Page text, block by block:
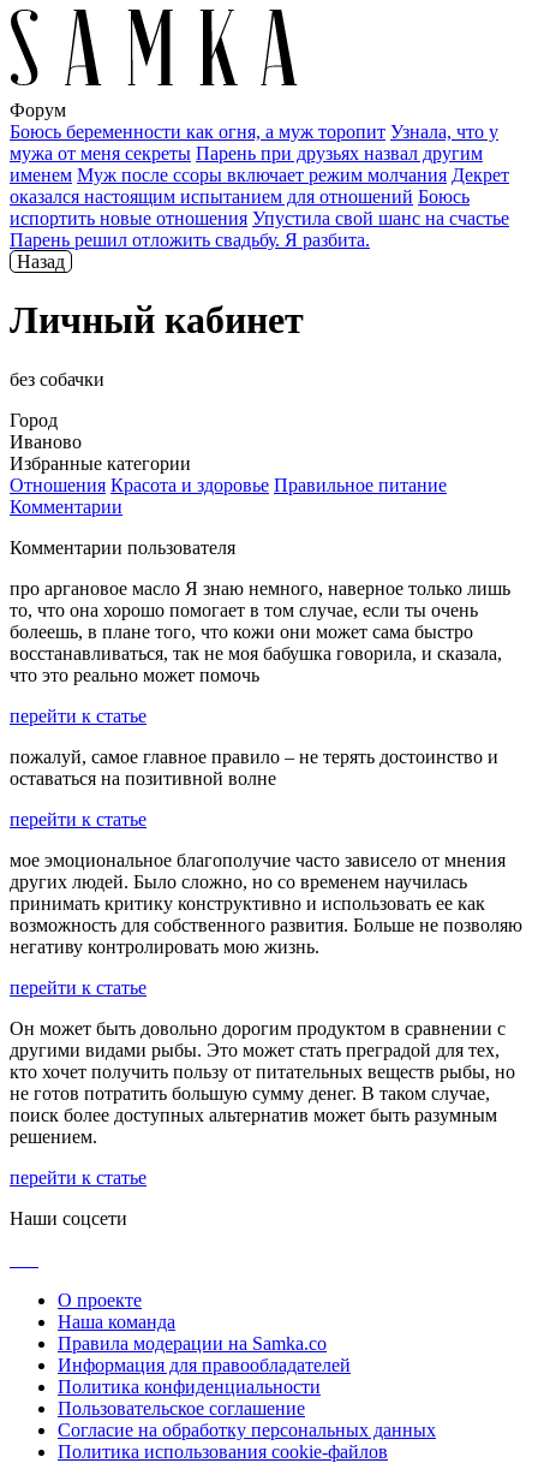
Форум
Боюсь беременности как огня, а муж торопит Узнала, что у
мужа от меня секреты Парень при друзьях назвал другим
именем Муж после ссоры включает режим молчания Декрет
оказался настоящим испытанием для отношений Боюсь
испортить новые отношения Упустила свой шанс на счастье
Парень решил отложить свадьбу. Я разбита.
Назад
Личный кабинет
без собачки
Город
Иваново
Избранные категории
Отношения Красота и здоровье Правильное питание
Комментарии
Комментарии пользователя
про аргановое масло Я знаю немного, наверное только лишь
то, что она хорошо помогает в том случае, если ты очень
болеешь, в плане того, что кожи они может сама быстро
восстанавливаться, так не моя бабушка говорила, и сказала,
что это реально может помочь
перейти к статье
пожалуй, самое главное правило – не терять достоинство и
оставаться на позитивной волне
перейти к статье
мое эмоциональное благополучие часто зависело от мнения
других людей. Было сложно, но со временем научилась
принимать критику конструктивно и использовать ее как
возможность для собственного развития. Больше не позволяю
негативу контролировать мою жизнь.
перейти к статье
Он может быть довольно дорогим продуктом в сравнении с
другими видами рыбы. Это может стать преградой для тех,
кто хочет получить пользу от питательных веществ рыбы, но
не готов потратить большую сумму денег. В таком случае,
поиск более доступных альтернатив может быть разумным
решением.
перейти к статье
Наши соцсети
О проекте
Наша команда
Правила модерации на Samka.co
Информация для правообладателей
Политика конфиденциальности
Пользовательское соглашение
Согласие на обработку персональных данных
Политика использования cookie-файлов